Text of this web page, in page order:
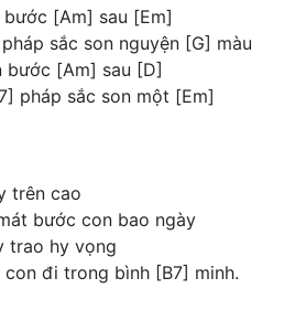
[Am] sau [Em]
sắc son nguyện [G] màu
[Am] sau [D]
pháp sắc son một [Em]
trên cao
bước con bao ngày
trao hy vọng
đi trong bình [B7] minh.